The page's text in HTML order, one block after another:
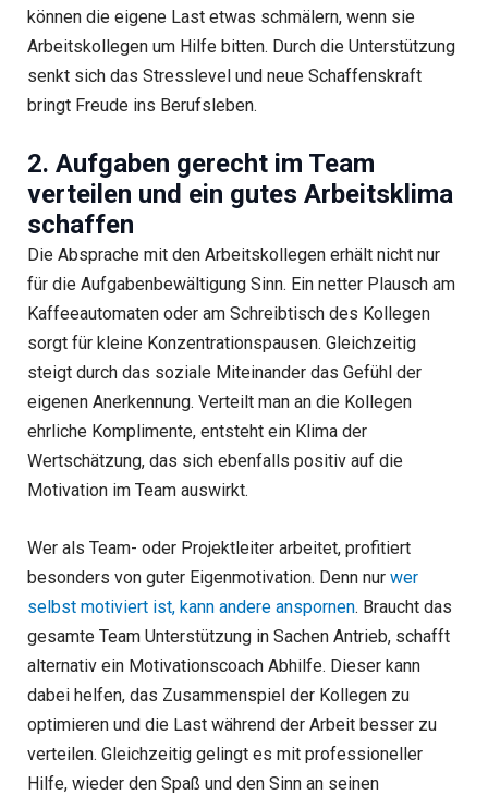
können die eigene Last etwas schmälern, wenn sie
Arbeitskollegen um Hilfe bitten. Durch die Unterstützung
senkt sich das Stresslevel und neue Schaffenskraft
bringt Freude ins Berufsleben.
2. Aufgaben gerecht im Team
verteilen und ein gutes Arbeitsklima
schaffen
Die Absprache mit den Arbeitskollegen erhält nicht nur
für die Aufgabenbewältigung Sinn. Ein netter Plausch am
Kaffeeautomaten oder am Schreibtisch des Kollegen
sorgt für kleine Konzentrationspausen. Gleichzeitig
steigt durch das soziale Miteinander das Gefühl der
eigenen Anerkennung. Verteilt man an die Kollegen
ehrliche Komplimente, entsteht ein Klima der
Wertschätzung, das sich ebenfalls positiv auf die
Motivation im Team auswirkt.
Wer als Team- oder Projektleiter arbeitet, profitiert
besonders von guter Eigenmotivation. Denn nur wer
selbst motiviert ist, kann andere anspornen. Braucht das
gesamte Team Unterstützung in Sachen Antrieb, schafft
alternativ ein Motivationscoach Abhilfe. Dieser kann
dabei helfen, das Zusammenspiel der Kollegen zu
optimieren und die Last während der Arbeit besser zu
verteilen. Gleichzeitig gelingt es mit professioneller
Hilfe, wieder den Spaß und den Sinn an seinen